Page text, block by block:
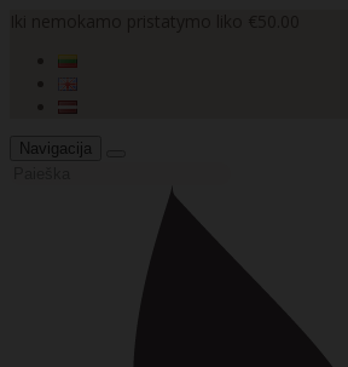
Navigacija